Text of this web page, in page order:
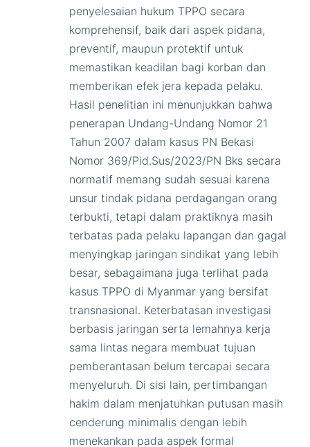
penyelesaian hukum TPPO secara
komprehensif, baik dari aspek pidana,
preventif, maupun protektif untuk
memastikan keadilan bagi korban dan
memberikan efek jera kepada pelaku.
Hasil penelitian ini menunjukkan bahwa
penerapan Undang-Undang Nomor 21
Tahun 2007 dalam kasus PN Bekasi
Nomor 369/Pid.Sus/2023/PN Bks secara
normatif memang sudah sesuai karena
unsur tindak pidana perdagangan orang
terbukti, tetapi dalam praktiknya masih
terbatas pada pelaku lapangan dan gagal
menyingkap jaringan sindikat yang lebih
besar, sebagaimana juga terlihat pada
kasus TPPO di Myanmar yang bersifat
transnasional. Keterbatasan investigasi
berbasis jaringan serta lemahnya kerja
sama lintas negara membuat tujuan
pemberantasan belum tercapai secara
menyeluruh. Di sisi lain, pertimbangan
hakim dalam menjatuhkan putusan masih
cenderung minimalis dengan lebih
menekankan pada aspek formal